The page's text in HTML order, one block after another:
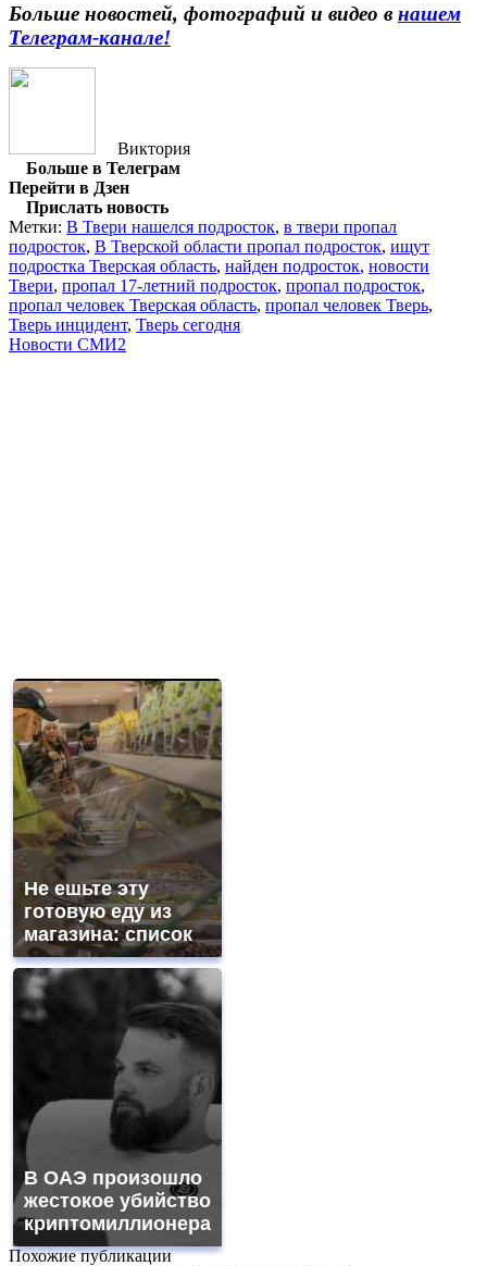
Больше новостей, фотографий и видео в нашем
Телеграм-канале!
Виктория
Больше в Телеграм
Перейти в Дзен
Прислать новость
Метки: В Твери нашелся подросток, в твери пропал
подросток, В Тверской области пропал подросток, ищут
подростка Тверская область, найден подросток, новости
Твери, пропал 17-летний подросток, пропал подросток,
пропал человек Тверская область, пропал человек Тверь,
Тверь инцидент, Тверь сегодня
Новости СМИ2
Не ешьте эту
готовую еду из
магазина: список
В ОАЭ произошло
жестокое убийство
криптомиллионера
Похожие публикации